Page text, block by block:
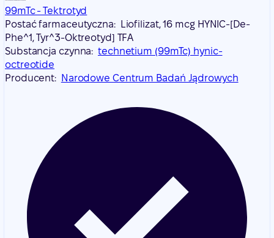
99mTc - Tektrotyd
Postać farmaceutyczna:
Liofilizat, 16 mcg HYNIC-[De-
Phe^1, Tyr^3-Oktreotyd] TFA
Substancja czynna: technetium (99mTc) hynic-
octreotide
Producent: Narodowe Centrum Badań Jądrowych